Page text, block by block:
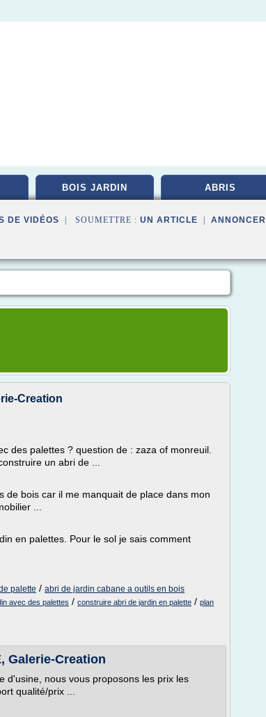
BOIS JARDIN ABRIS
DE VIDÉOS | SOUMETTRE : UN ARTICLE ANNONCER
Creation
des palettes ? question de : zaza of monreuil.
un abri de ...
de bois car il me manquait de place dans mon
...
en palettes. Pour le sol je sais comment
palette / abri de jardin cabane a outils en bois
avec des palettes / construire abri de jardin en palette / plan
Galerie-Creation
d'usine, nous vous proposons les prix les
qualité/prix ...